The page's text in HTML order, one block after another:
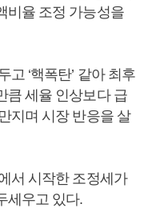
비율 조정 가능성을
‘핵폭탄’ 같아 최후
큼 세율 인상보다 급
지며 시장 반응을 살
서 시작한 조정세가
세우고 있다.